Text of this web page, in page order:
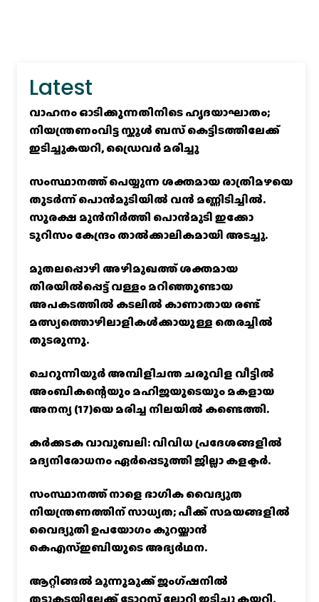
Latest
വാഹനം ഓടിക്കുന്നതിനിടെ ഹൃദയാഘാതം;
നിയന്ത്രണംവിട്ട സ്കൂൾ ബസ് കെട്ടിടത്തിലേക്ക്
ഇടിച്ചുകയറി, ഡ്രൈവർ മരിച്ചു
സംസ്ഥാനത്ത് പെയ്യുന്ന ശക്തമായ രാത്രിമഴയെ
തുടർന്ന് പൊൻമുടിയില്‍ വൻ മണ്ണിടിച്ചില്‍.
സുരക്ഷ മുൻനിർത്തി പൊൻമുടി ഇക്കോ
ടൂറിസം കേന്ദ്രം താല്‍ക്കാലികമായി അടച്ചു.
മുതലപ്പൊഴി അഴിമുഖത്ത് ശക്തമായ
തിരയിൽപ്പെട്ട് വള്ളം മറിഞ്ഞുണ്ടായ
അപകടത്തിൽ കടലിൽ കാണാതായ രണ്ട്
മത്സ്യത്തൊഴിലാളികൾക്കായുള്ള തെരച്ചിൽ
തുടരുന്നു.
ചെറുന്നിയൂർ അമ്പിളിചന്ത ചരുവിള വീട്ടിൽ
അംബികന്റെയും മഹിജയുടെയും മകളായ
അനന്യ (17)യെ മരിച്ച നിലയിൽ കണ്ടെത്തി.
കര്‍ക്കടക വാവുബലി: വിവിധ പ്രദേശങ്ങളില്‍
മദ്യനിരോധനം ഏര്‍പ്പെടുത്തി ജില്ലാ കളക്ടര്‍.
സംസ്ഥാനത്ത് നാളെ ഭാഗിക വൈദ്യുത
നിയന്ത്രണത്തിന് സാധ്യത; പീക്ക് സമയങ്ങളില്‍
വൈദ്യുതി ഉപയോഗം കുറയ്ക്കാൻ
കെഎസ്‌ഇബിയുടെ അഭ്യര്‍ഥന.
ആറ്റിങ്ങൽ മൂന്നുമുക്ക് ജംഗ്ഷനിൽ
തട്ടുകടയിലേക്ക് ടോറസ് ലോറി ഇടിച്ചു കയറി,